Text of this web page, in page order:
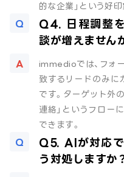
的な企業」という好
Q4. 日程調整
談が増えません
immedioでは、フォ
致するリードのみに
です。ターゲット外
連絡」というフロー
できます。
Q5. AIが対応で
う対処しますか